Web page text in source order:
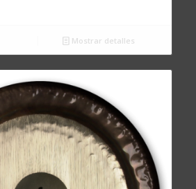
Mostrar detalles